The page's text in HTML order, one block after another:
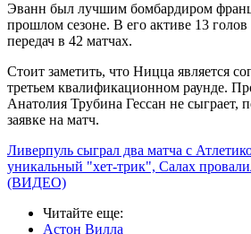
Эванн был лучшим бомбардиром
прошлом сезоне. В его активе 13 голов
передач в 42 матчах.
Стоит заметить, что Ницца является
третьем квалификационном раунде.
Анатолия Трубина Гессан не сыграет,
заявке на матч.
Ливерпуль сыграл два матча с
уникальный "хет-трик", Салах
(ВИДЕО)
Читайте еще:
Астон Вилла